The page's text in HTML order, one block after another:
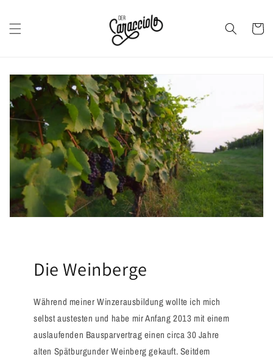
Inhalt
Die Weinberge
Während meiner Winzerausbildung wollte ich mich
selbst austesten und habe mir Anfang 2013 mit einem
auslaufenden Bausparvertrag einen circa 30 Jahre
alten Spätburgunder Weinberg gekauft. Seitdem